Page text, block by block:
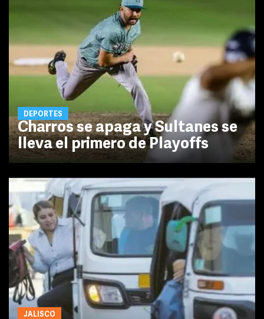
DEPORTES
Charros se apaga y Sultanes se
lleva el primero de Playoffs
JALISCO